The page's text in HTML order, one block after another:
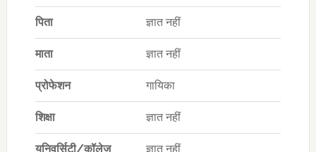
पिता ज्ञात नहीं
माता ज्ञात नहीं
प्रोफेशन गायिका
शिक्षा ज्ञात नहीं
युनिवर्सिटी/कॉलेज ज्ञात नहीं